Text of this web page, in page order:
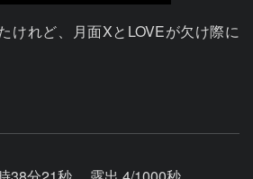
けれど、月面XとLOVEが欠け際に